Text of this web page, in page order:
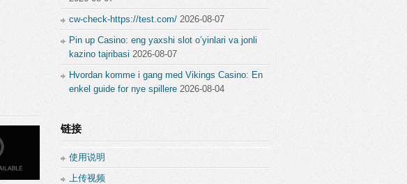
cw-check-https://test.com/ 2026-08-07
Pin up Casino: eng yaxshi slot o’yinlari va jonli
kazino tajribasi 2026-08-07
Hvordan komme i gang med Vikings Casino: En
enkel guide for nye spillere 2026-08-04
链接
使用说明
上传视频